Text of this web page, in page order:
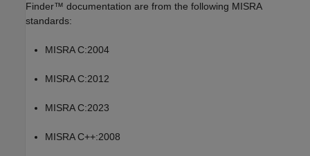
Finder™ documentation are from the following MISRA
standards:
MISRA C:2004
MISRA C:2012
MISRA C:2023
MISRA C++:2008